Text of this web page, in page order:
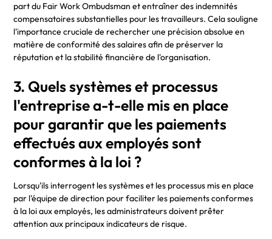
part du Fair Work Ombudsman et entraîner des indemnités
compensatoires substantielles pour les travailleurs. Cela souligne
l'importance cruciale de rechercher une précision absolue en
matière de conformité des salaires afin de préserver la
réputation et la stabilité financière de l'organisation.
3. Quels systèmes et processus
l'entreprise a-t-elle mis en place
pour garantir que les paiements
effectués aux employés sont
conformes à la loi ?
Lorsqu'ils interrogent les systèmes et les processus mis en place
par l'équipe de direction pour faciliter les paiements conformes
à la loi aux employés, les administrateurs doivent prêter
attention aux principaux indicateurs de risque.